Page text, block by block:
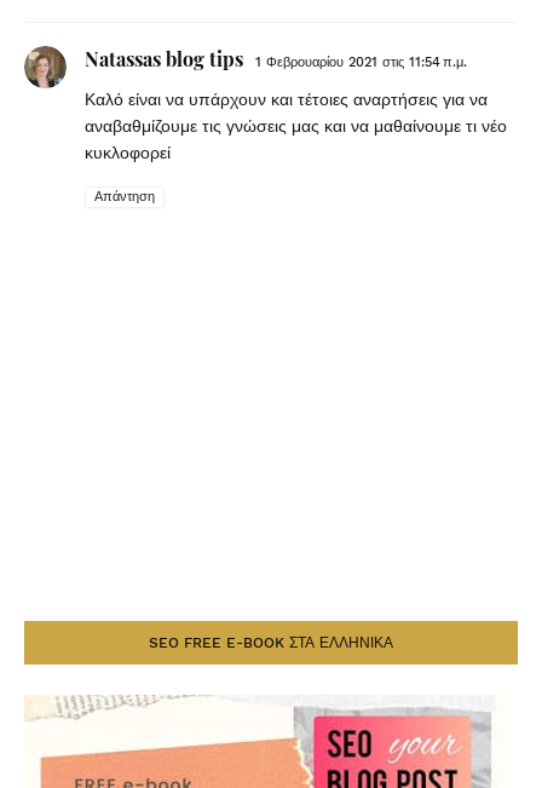
Natassas blog tips 1 Φεβρουαρίου 2021 στις 11:54 π.μ.
Καλό είναι να υπάρχουν και τέτοιες αναρτήσεις για να
αναβαθμίζουμε τις γνώσεις μας και να μαθαίνουμε τι νέο
κυκλοφορεί
Απάντηση
SEO FREE E-BOOK ΣΤΑ ΕΛΛΗΝΙΚΑ